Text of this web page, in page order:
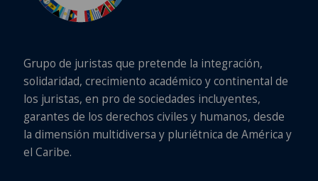
Grupo de juristas que pretende la integración,
solidaridad, crecimiento académico y continental de
los juristas, en pro de sociedades incluyentes,
garantes de los derechos civiles y humanos, desde
la dimensión multidiversa y pluriétnica de América y
el Caribe.